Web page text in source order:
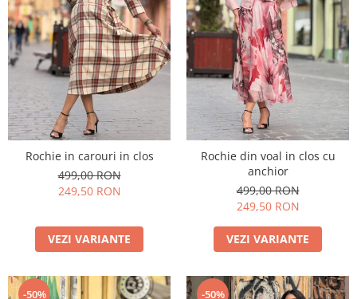
Rochie in carouri in clos
499,00 RON
249,50 RON
VEZI VARIANTE
Rochie din voal in clos cu
anchior
499,00 RON
249,50 RON
VEZI VARIANTE
-50% -50%